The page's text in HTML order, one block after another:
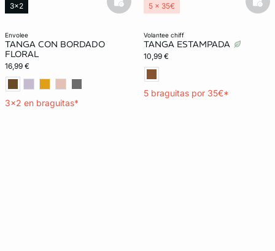
envolee
TANGA CON BORDADO
FLORAL
16,99 €
3x2 en braguitas*
3x2 basketfull
volantee chiff
TANGA ESTAMPADA
10,99 €
5 braguitas por 35€*
5 x 35€